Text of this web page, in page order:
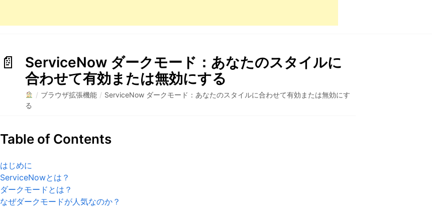
ServiceNow ダークモード：あなたのスタイルに
合わせて有効または無効にする
/ ブラウザ拡張機能 / ServiceNow ダークモード：あなたのスタイルに合わせて有効または無効にす
る
Table of Contents
はじめに
ServiceNowとは？
ダークモードとは？
なぜダークモードが人気なのか？